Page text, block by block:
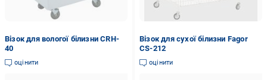
Візок для вологої білизни CRH-
40
оцінити
Візок для сухої білизни Fagor
CS-212
оцінити